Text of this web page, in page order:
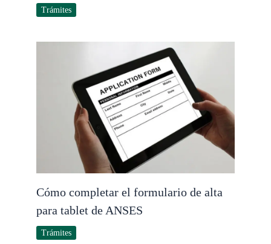
Trámites
Cómo completar el formulario de alta
para tablet de ANSES
Trámites